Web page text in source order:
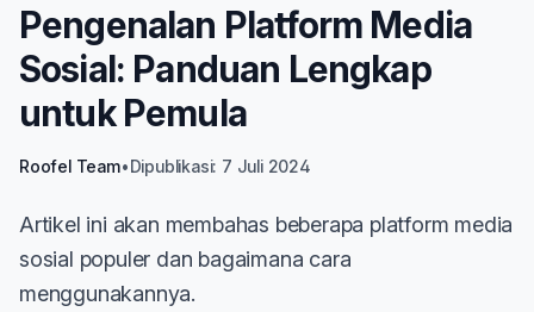
Pengenalan Platform Media
Sosial: Panduan Lengkap
untuk Pemula
Roofel Team•Dipublikasi: 7 Juli 2024
Artikel ini akan membahas beberapa platform media
sosial populer dan bagaimana cara
menggunakannya.